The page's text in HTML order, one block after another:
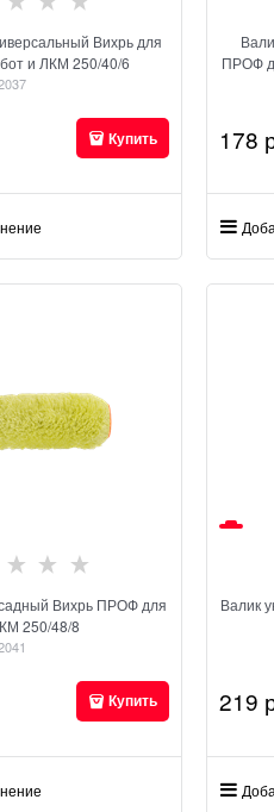
Вихрь для
и ЛКМ 250/40/6
Купить
ПРОФ
178
Вихрь ПРОФ для
250/48/8
Купить
Валик
219